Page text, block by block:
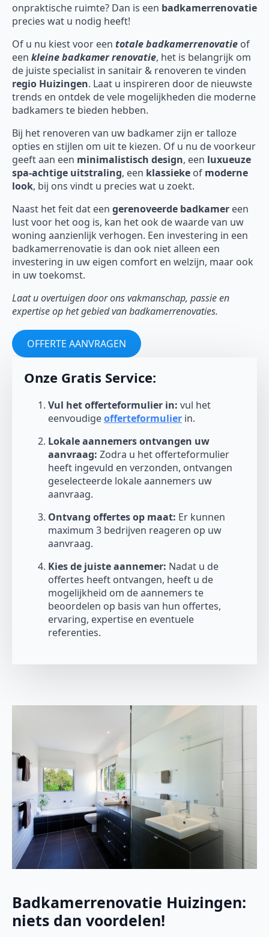
onpraktische ruimte? Dan is een badkamerrenovatie
precies wat u nodig heeft!
Of u nu kiest voor een totale badkamerrenovatie of
een kleine badkamer renovatie, het is belangrijk om
de juiste specialist in sanitair & renoveren te vinden
regio Huizingen. Laat u inspireren door de nieuwste
trends en ontdek de vele mogelijkheden die moderne
badkamers te bieden hebben.
Bij het renoveren van uw badkamer zijn er talloze
opties en stijlen om uit te kiezen. Of u nu de voorkeur
geeft aan een minimalistisch design, een luxueuze
spa-achtige uitstraling, een klassieke of moderne
look, bij ons vindt u precies wat u zoekt.
Naast het feit dat een gerenoveerde badkamer een
lust voor het oog is, kan het ook de waarde van uw
woning aanzienlijk verhogen. Een investering in een
badkamerrenovatie is dan ook niet alleen een
investering in uw eigen comfort en welzijn, maar ook
in uw toekomst.
Laat u overtuigen door ons vakmanschap, passie en
expertise op het gebied van badkamerrenovaties.
OFFERTE AANVRAGEN
Onze Gratis Service:
Vul het offerteformulier in: vul het
eenvoudigeofferteformulier in.
Lokale aannemers ontvangen uw
aanvraag: Zodra u het offerteformulier
heeft ingevuld en verzonden, ontvangen
geselecteerde lokale aannemers uw
aanvraag.
Ontvang offertes op maat: Er kunnen
maximum 3 bedrijven reageren op uw
aanvraag.
Kies de juiste aannemer: Nadat u de
offertes heeft ontvangen, heeft u de
mogelijkheid om de aannemers te
beoordelen op basis van hun offertes,
ervaring, expertise en eventuele
referenties.
Badkamerrenovatie Huizingen:
niets dan voordelen!